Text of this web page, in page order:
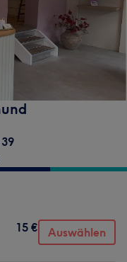
15 € Auswählen